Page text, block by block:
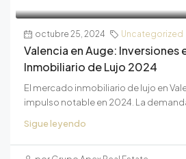
octubre 25, 2024 Uncategorized
Valencia en Auge: Inversiones
Inmobiliario de Lujo 2024
El mercado inmobiliario de lujo en
impulso notable en 2024. La
Sigue leyendo